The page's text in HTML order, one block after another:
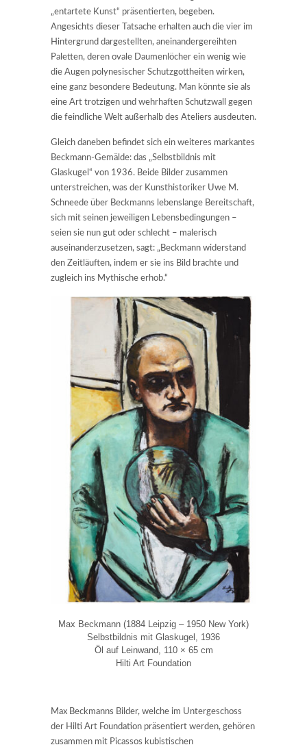
„entartete Kunst“ präsentierten, begeben.
Angesichts dieser Tatsache erhalten auch die vier im
Hintergrund dargestellten, aneinandergereihten
Paletten, deren ovale Daumenlöcher ein wenig wie
die Augen polynesischer Schutzgottheiten wirken,
eine ganz besondere Bedeutung. Man könnte sie als
eine Art trotzigen und wehrhaften Schutzwall gegen
die feindliche Welt außerhalb des Ateliers ausdeuten.
Gleich daneben befindet sich ein weiteres markantes
Beckmann-Gemälde: das „Selbstbildnis mit
Glaskugel“ von 1936. Beide Bilder zusammen
unterstreichen, was der Kunsthistoriker Uwe M.
Schneede über Beckmanns lebenslange Bereitschaft,
sich mit seinen jeweiligen Lebensbedingungen –
seien sie nun gut oder schlecht – malerisch
auseinanderzusetzen, sagt: „Beckmann widerstand
den Zeitläuften, indem er sie ins Bild brachte und
zugleich ins Mythische erhob.“
Max Beckmann (1884 Leipzig – 1950 New York)
Selbstbildnis mit Glaskugel, 1936
Öl auf Leinwand, 110 × 65 cm
Hilti Art Foundation
Max Beckmanns Bilder, welche im Untergeschoss
der Hilti Art Foundation präsentiert werden, gehören
zusammen mit Picassos kubistischen